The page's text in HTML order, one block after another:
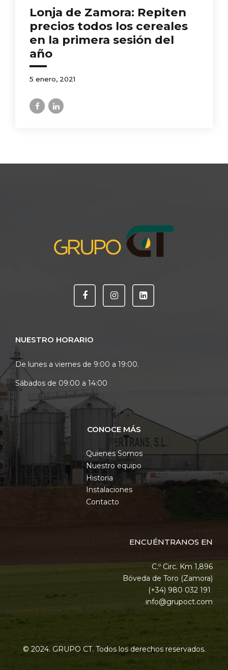
Lonja de Zamora: Repiten
precios todos los cereales
en la primera sesión del
año
5 enero, 2021
NUESTRO HORARIO
De lunes a viernes de 9:00 a 19:00.
Sábados de 09:00 a 14:00
CONOCE MÁS
Quienes Somos
Nuestro equipo
Historia
Instalaciones
Contacto
ENCUÉNTRANOS EN
C.º Circ. Km 1,896
Bóveda de Toro (Zamora)
(+34) 980 032 191
info@grupoct.com
© 2024. GRUPO CT. Todos los derechos reservados.